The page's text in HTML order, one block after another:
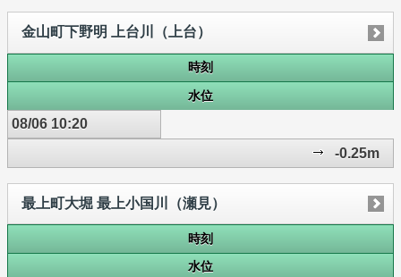
金山町下野明 上台川（上台）
時刻
水位
08/06 10:20
-0.25m
最上町大堀 最上小国川（瀬見）
時刻
水位